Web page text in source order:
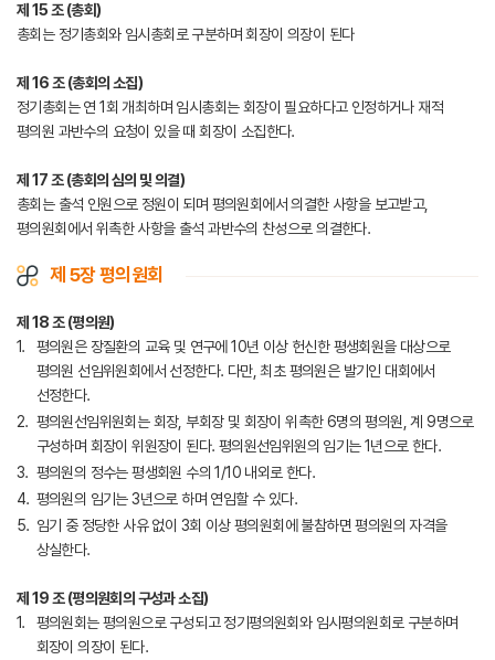
제 15 조 (총회)
총회는 정기총회와 임시총회로 구분하며 회장이 의장이 된다
제 16 조 (총회의 소집)
정기총회는 연 1회 개최하며 임시총회는 회장이 필요하다고 인정하거나 재적
평의원 과반수의 요청이 있을 때 회장이 소집한다.
제 17 조 (총회의 심의 및 의결)
총회는 출석 인원으로 정원이 되며 평의원회에서 의결한 사항을 보고받고,
평의원회에서 위촉한 사항을 출석 과반수의 찬성으로 의결한다.
제 5장 평의원회
제 18 조 (평의원)
평의원은 장질환의 교육 및 연구에 10년 이상 헌신한 평생회원을 대상으로
평의원 선임위원회에서 선정한다. 다만, 최초 평의원은 발기인 대회에서
선정한다.
평의원선임위원회는 회장, 부회장 및 회장이 위촉한 6명의 평의원, 계 9명으로
구성하며 회장이 위원장이 된다. 평의원선임위원의 임기는 1년으로 한다.
평의원의 정수는 평생회원 수의 1/10 내외로 한다.
평의원의 임기는 3년으로 하며 연임할 수 있다.
임기 중 정당한 사유 없이 3회 이상 평의원회에 불참하면 평의원의 자격을
상실한다.
제 19 조 (평의원회의 구성과 소집)
평의원회는 평의원으로 구성되고 정기평의원회와 임시평의원회로 구분하며
회장이 의장이 된다.